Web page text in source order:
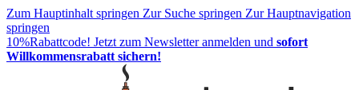
Zum Hauptinhalt springen Zur Suche springen Zur Hauptnavigation
springen
10%Rabattcode! Jetzt zum Newsletter anmelden und sofort
Willkommensrabatt sichern!